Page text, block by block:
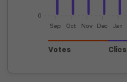
0
Sep Oct Nov Dec Jan
Votes Clics